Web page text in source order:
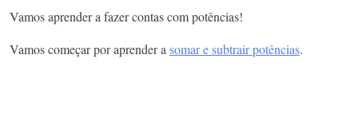
Vamos aprender a fazer contas com potências!
Vamos começar por aprender a somar e subtrair potências.